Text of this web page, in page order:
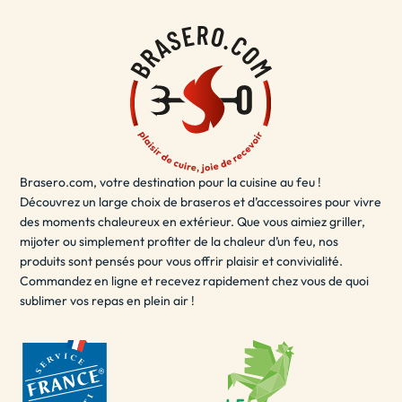
Le brasero terrasse est également sécurisé et facile à
utiliser, vous permettant devous détendre
de votre espace extérieur en toute sécurité. Que vous
souhaitiez passer du temps en solo ou partager des
moments inoubliables avec des amis et de la famille, le
brasero terrasse est la solution idéale pour ajouter une
touche de chaleur et de style à votre espace extérieur.
- LE BRASERO EXTÉRIEUR / BRASERO POUR
JARDIN
Un brasero extérieur est unexcellent choixpour les
soirées d'été en plein air. Il peut être utilisé pour se
créer une ambiance agréable. Les braseros extérieurs
sont disponibles dans une variété de tailles et de
matériaux, y compris le fer, l'acier inoxydable, l'acier
Brasero.com, votre destination pour la cuisine au feu !
Découvrez un large choix de braseros et d’accessoires pour vivre
des moments chaleureux en extérieur. Que vous aimiez griller,
mijoter ou simplement profiter de la chaleur d’un feu, nos
produits sont pensés pour vous offrir plaisir et convivialité.
Commandez en ligne et recevez rapidement chez vous de quoi
sublimer vos repas en plein air !